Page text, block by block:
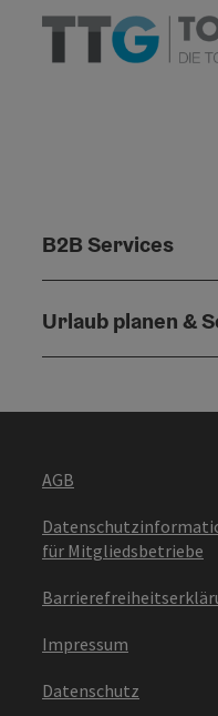
B2B Services
Urlaub planen &
AGB
für Mitgliedsbetriebe
Impressum
Datenschutz